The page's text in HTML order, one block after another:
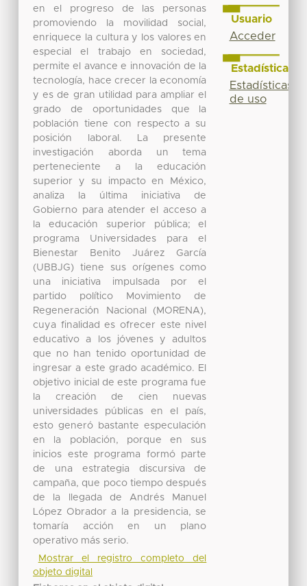
en el progreso de las personas
promoviendo la movilidad social,
enriquece la cultura y los valores en
especial el trabajo en sociedad,
permite el avance e innovación de la
tecnología, hace crecer la economía
y es de gran utilidad para ampliar el
grado de oportunidades que la
población tiene con respecto a su
posición laboral. La presente
investigación aborda un tema
perteneciente a la educación
superior y su impacto en México,
analiza la última iniciativa de
Gobierno para atender el acceso a
la educación superior pública; el
programa Universidades para el
Bienestar Benito Juárez García
(UBBJG) tiene sus orígenes como
una iniciativa impulsada por el
partido político Movimiento de
Regeneración Nacional (MORENA),
cuya finalidad es ofrecer este nivel
educativo a los jóvenes y adultos
que no han tenido oportunidad de
ingresar a este grado académico. El
objetivo inicial de este programa fue
la creación de cien nuevas
universidades públicas en el país,
esto generó bastante especulación
en la población, porque en sus
inicios este programa formó parte
de una estrategia discursiva de
campaña, que poco tiempo después
de la llegada de Andrés Manuel
López Obrador a la presidencia, se
tomaría acción en un plano
operativo más serio.
Mostrar el registro completo del
objeto digital
Usuario
Acceder
Estadísticas
Estadísticas
de uso